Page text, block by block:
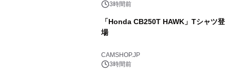
3時間前
「Honda CB250T HAWK」Tシャツ登
場
CAMSHOP.JP
3時間前